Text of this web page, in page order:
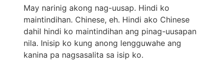
May narinig akong nag-uusap. Hindi ko
maintindihan. Chinese, eh. Hindi ako Chinese
dahil hindi ko maintindihan ang pinag-uusapan
nila. Inisip ko kung anong lengguwahe ang
kanina pa nagsasalita sa isip ko.